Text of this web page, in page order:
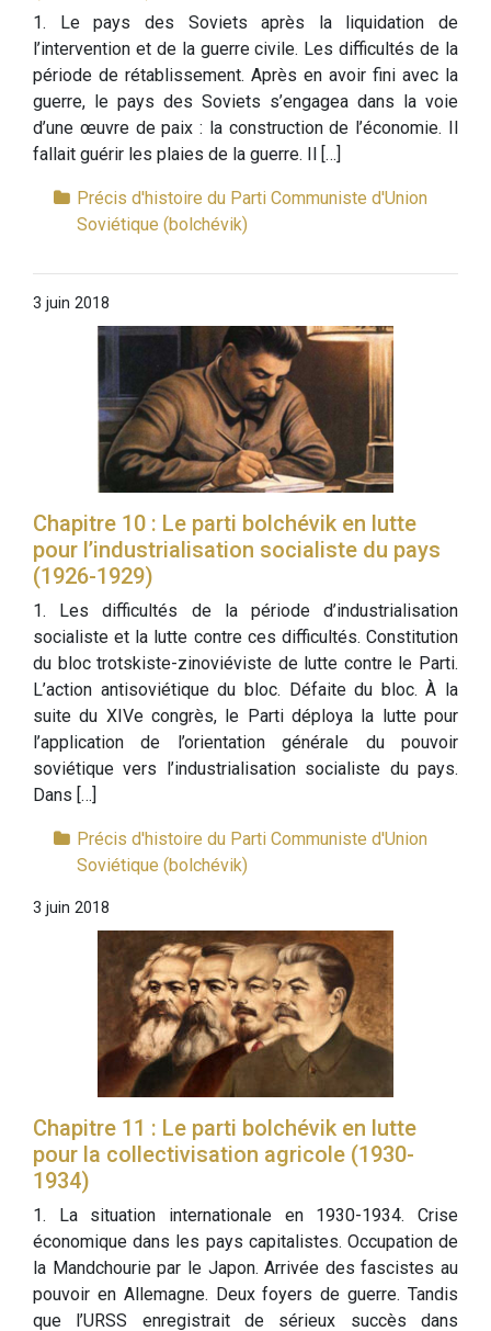
1. Le pays des Soviets après la liquidation de
l’intervention et de la guerre civile. Les difficultés de la
période de rétablissement. Après en avoir fini avec la
guerre, le pays des Soviets s’en­gagea dans la voie
d’une œuvre de paix : la construction de l’économie. Il
fallait guérir les plaies de la guerre. Il […]
Précis d'histoire du Parti Communiste d'Union
Soviétique (bolchévik)
3 juin 2018
Chapitre 10 : Le parti bolchévik en lutte
pour l’industrialisation socialiste du pays
(1926-1929)
1. Les difficultés de la période d’industrialisation
socialiste et la lutte contre ces difficultés. Constitution
du bloc trotskiste-zinoviéviste de lutte contre le Parti.
L’action antisoviétique du bloc. Défaite du bloc. À la
suite du XIVe congrès, le Parti déploya la lutte pour
l’application de l’orientation générale du pouvoir
soviétique vers l’industrialisation socialiste du pays.
Dans […]
Précis d'histoire du Parti Communiste d'Union
Soviétique (bolchévik)
3 juin 2018
Chapitre 11 : Le parti bolchévik en lutte
pour la collectivisation agricole (1930-
1934)
1. La situation internationale en 1930-1934. Crise
économique dans les pays capitalistes. Occupation de
la Mandchourie par le Japon. Arrivée des fascistes au
pouvoir en Allemagne. Deux foyers de guerre. Tandis
que l’URSS enregistrait de sérieux succès dans